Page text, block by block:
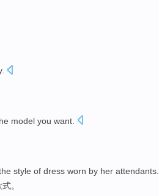
.
model you want.
style of dress worn by her attendants.
式。